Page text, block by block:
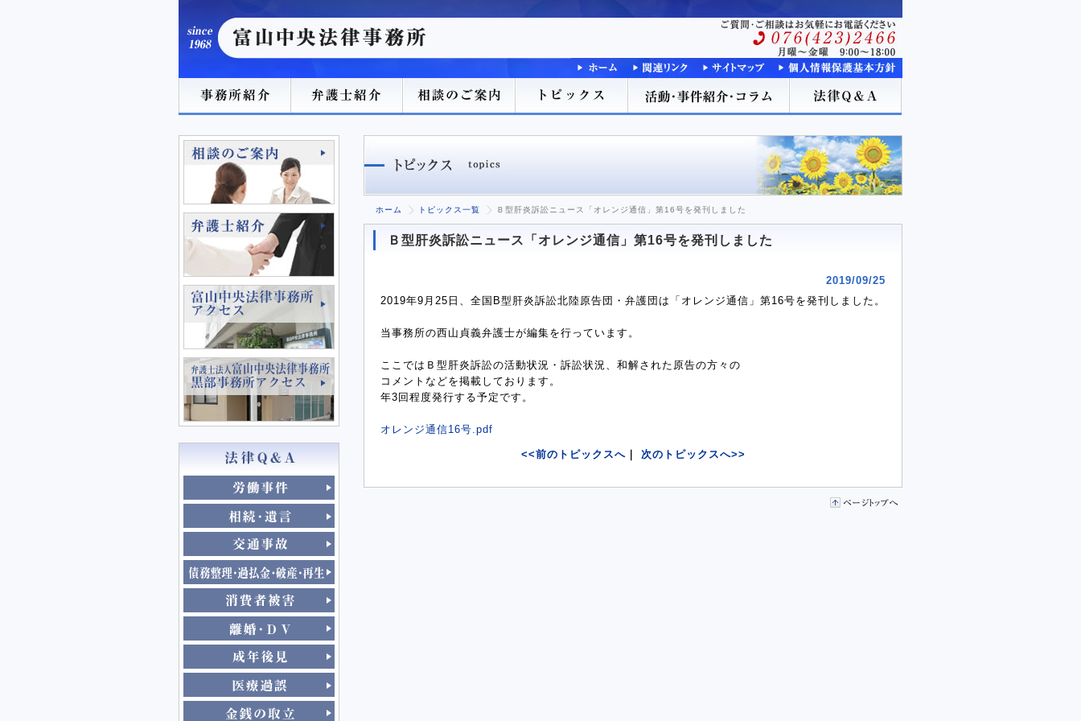
ホーム トピックス一覧 Ｂ型肝炎訴訟ニュース「オレンジ通信」第16号を発刊しました
Ｂ型肝炎訴訟ニュース「オレンジ通信」第16号を発刊しました
2019/09/25
2019年9月25日、全国B型肝炎訴訟北陸原告団・弁護団は「オレンジ通信」第16号を発刊しました。
当事務所の西山貞義弁護士が編集を行っています。
ここではＢ型肝炎訴訟の活動状況・訴訟状況、和解された原告の方々の
コメントなどを掲載しております。
年3回程度発行する予定です。
オレンジ通信16号.pdf
<<前のトピックスへ｜ 次のトピックスへ>>